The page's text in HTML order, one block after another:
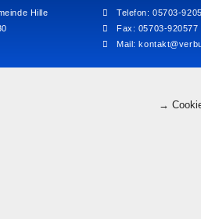
Hille
Telefon: 05703-
Fax: 05703-920577
Mail:
→